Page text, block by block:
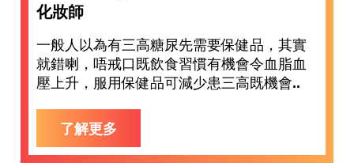
化妝師
一般人以為有三高糖尿先需要保健品，其實
就錯喇，唔戒口既飲食習慣有機會令血脂血
壓上升，服用保健品可減少患三高既機會..
了解更多